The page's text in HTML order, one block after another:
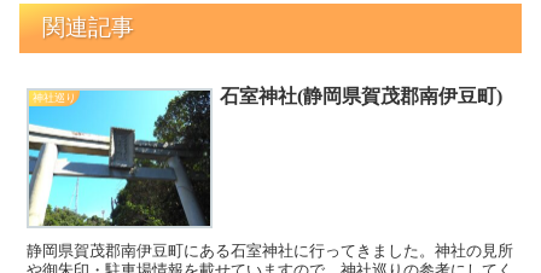
関連記事
神社巡り 石室神社(静岡県賀茂郡南伊豆町)
静岡県賀茂郡南伊豆町にある石室神社に行ってきました。神社の見所